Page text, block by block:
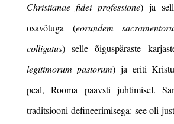
Christianae fidei professione) ja
osavõtuga (eorundem
colligatus) selle õiguspäraste
legitimorum pastorum) ja eriti
peal, Rooma paavsti juhtimisel.
traditsiooni defineerimisega: see oli